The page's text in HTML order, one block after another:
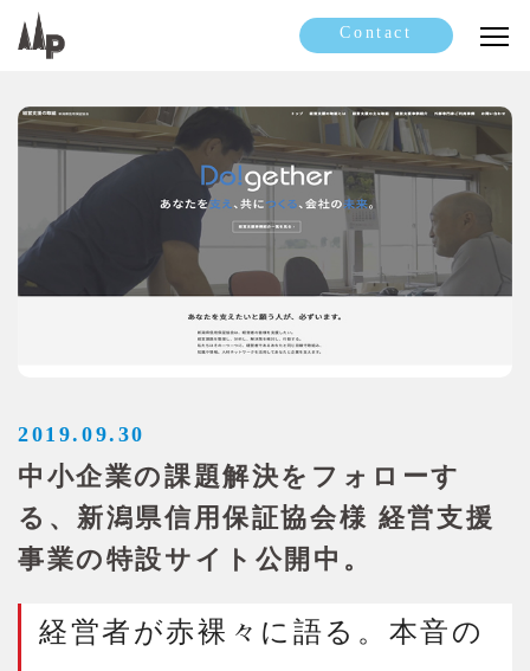
Contact
2019.09.30
中小企業の課題解決をフォローす
る、新潟県信用保証協会様 経営支援
事業の特設サイト公開中。
経営者が赤裸々に語る。本音の